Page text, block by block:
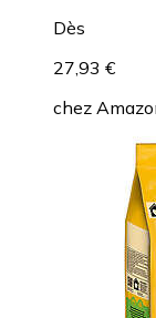
Dès
27,93 €
chez